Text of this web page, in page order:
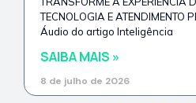
TECNOLOGIA E ATENDIMENTO
Áudio do artigo Inteligência
SAIBA MAIS »
8 de julho de 2026